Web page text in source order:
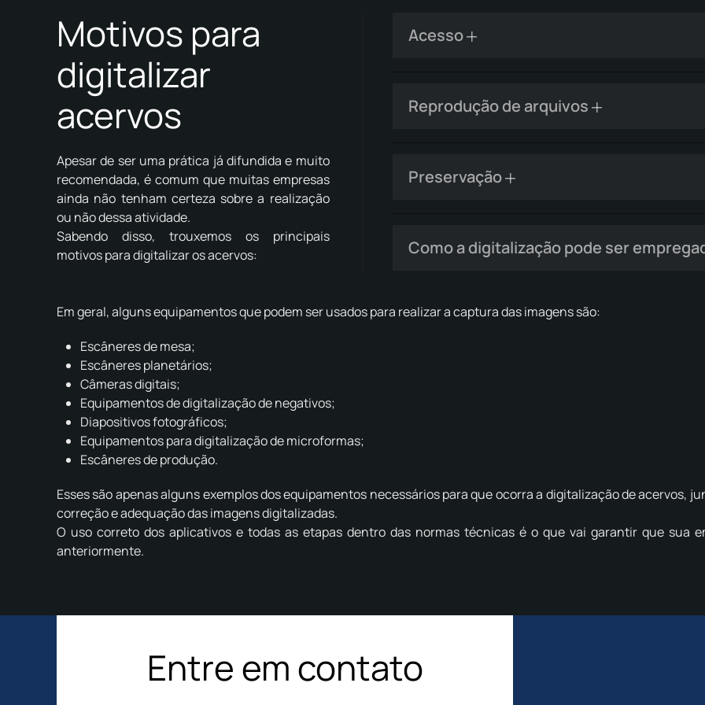
Motivos para
digitalizar
acervos
Apesar de ser uma prática já difundida e muito
recomendada, é comum que muitas empresas
ainda não tenham certeza sobre a realização
ou não dessa atividade.
Sabendo disso, trouxemos os principais
motivos para digitalizar os acervos:
Acesso
Reprodução de arquivos
Preservação
Como a digitalização pode ser
Em geral, alguns equipamentos que podem ser usados para realizar a captura das imagens são:
Escâneres de mesa;
Escâneres planetários;
Câmeras digitais;
Equipamentos de digitalização de negativos;
Diapositivos fotográficos;
Equipamentos para digitalização de microformas;
Escâneres de produção.
Esses são apenas alguns exemplos dos equipamentos necessários para que ocorra a digitalização de acervos,
correção e adequação das imagens digitalizadas.
O uso correto dos aplicativos e todas as etapas dentro das normas técnicas é o que vai garantir que sua
anteriormente.
Entre em contato